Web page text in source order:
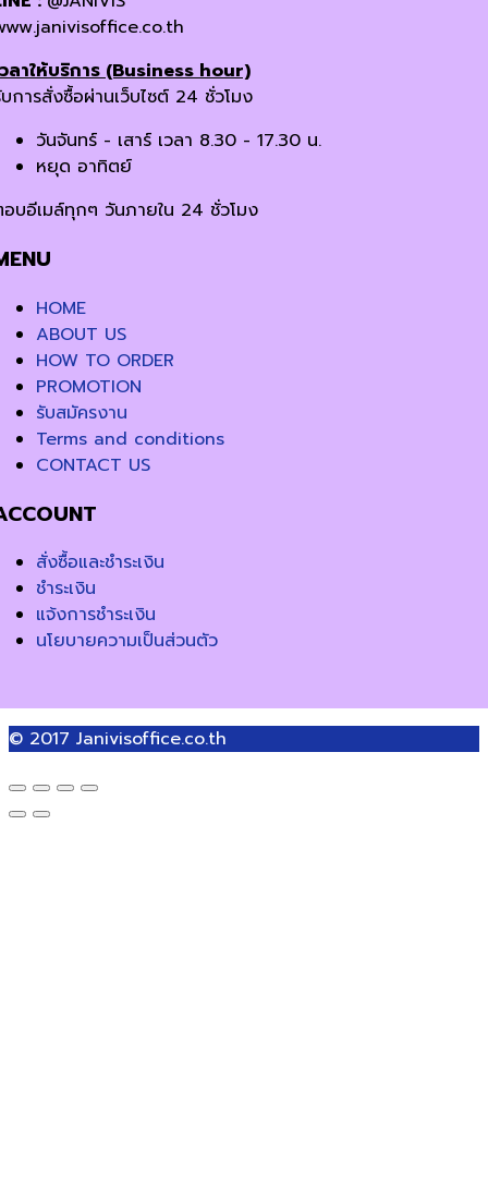
ลาให้บริการ (Business hour)
การสั่งซื้อผ่านเว็บไซต์ 24 ชั่วโมง
วันจันทร์ - เสาร์ เวลา 8.30 - 17.30 น.
หยุด อาทิตย์
บอีเมล์ทุกๆ วันภายใน 24 ชั่วโมง
HOME
ABOUT US
HOW TO ORDER
PROMOTION
รับสมัครงาน
Terms and conditions
CONTACT US
สั่งซื้อและชำระเงิน
ชำระเงิน
แจ้งการชำระเงิน
นโยบายความเป็นส่วนตัว
© 2017 Janivisoffice.co.th